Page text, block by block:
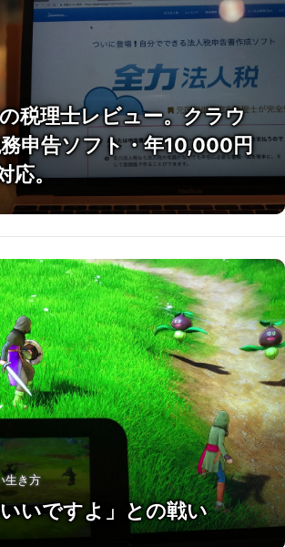
税理士レビュー。クラウ
務申告ソフト・年10,000円
応。
生き方
いですよ」との戦い